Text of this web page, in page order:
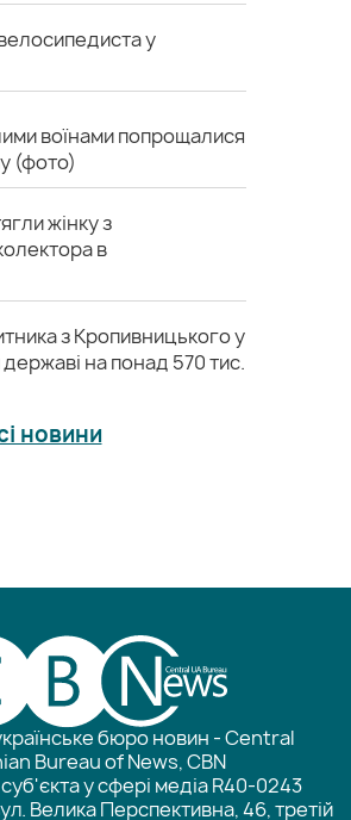
у
воїнами попрощалися
(фото)
жінку з
в
з Кропивницького у
державі на понад 570 тис.
новини
бюро новин - Central
Bureau of News, CBN
у сфері медіа R40-0243
Велика Перспективна, 46, третій